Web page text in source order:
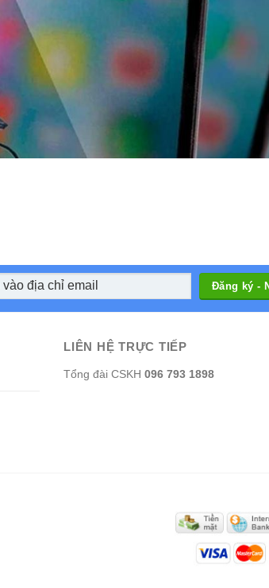
LIÊN HỆ TRỰC TIẾP
Tổng đài CSKH 096 793 1898